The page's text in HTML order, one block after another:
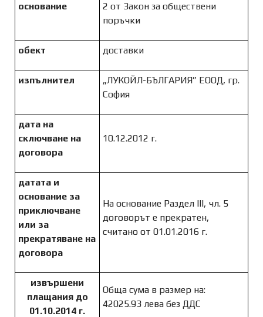
основание
2 от Закон за обществени
поръчки
обект доставки
изпълнител
„ЛУКОЙЛ-БЪЛГАРИЯ” ЕООД, гр.
София
дата на
сключване на
договора
10.12.2012 г.
датата и
основание за
приключване
или за
прекратяване на
договора
На основание Раздел III, чл. 5
договорът е прекратен,
считано от 01.01.2016 г.
извършени
плащания до
01.10.2014 г.
Обща сума в размер на:
42025.93 лева без ДДС